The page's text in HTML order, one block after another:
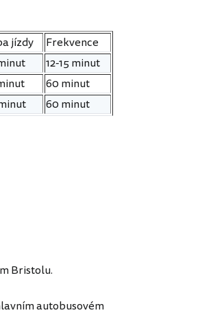
jízdy
Frekvence
12-15 minut
60 minut
60 minut
Bristolu.
autobusovém